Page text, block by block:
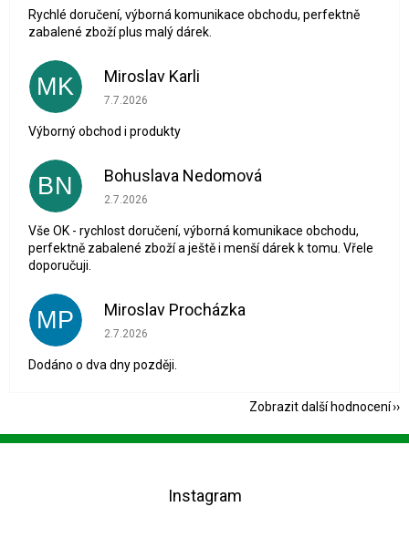
Rychlé doručení, výborná komunikace obchodu, perfektně
zabalené zboží plus malý dárek.
MK Miroslav Karli
Hodnocení obchodu je 5 z 5 hvězdiček.
7.7.2026
Výborný obchod i produkty
BN Bohuslava Nedomová
Hodnocení obchodu je 5 z 5 hvězdiček.
2.7.2026
Vše OK - rychlost doručení, výborná komunikace obchodu,
perfektně zabalené zboží a ještě i menší dárek k tomu. Vřele
doporučuji.
MP Miroslav Procházka
Hodnocení obchodu je 1 z 5 hvězdiček.
2.7.2026
Dodáno o dva dny později.
Zobrazit další hodnocení
Z
Instagram